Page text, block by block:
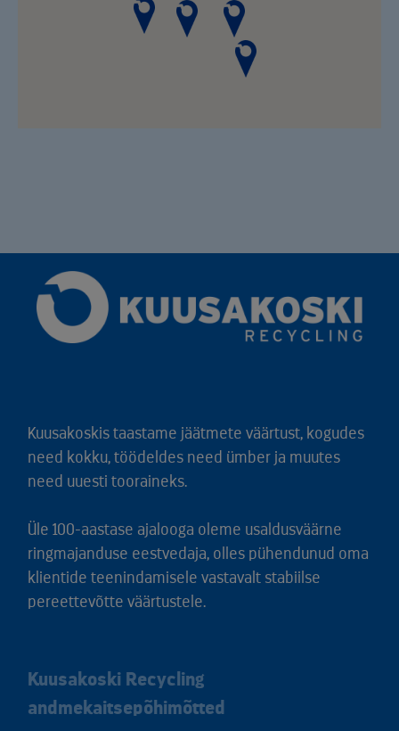
Kuusakoskis taastame jäätmete väärtust, kogudes
need kokku, töödeldes need ümber ja muutes
need uuesti tooraineks.
Üle 100-aastase ajalooga oleme usaldusväärne
ringmajanduse eestvedaja, olles pühendunud oma
klientide teenindamisele vastavalt stabiilse
pereettevõtte väärtustele.
Kuusakoski Recycling
andmekaitsepõhimõtted